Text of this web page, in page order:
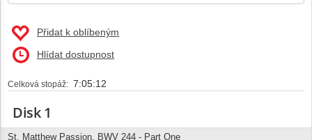
Přidat k oblíbeným
Hlídat dostupnost
Celková stopáž: 7:05:12
Disk 1
St. Matthew Passion, BWV 244 - Part One